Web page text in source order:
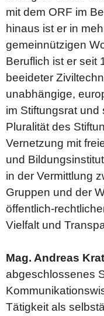
mit dem ORF im
hinaus ist er in
gemeinnützigen
Beruflich ist er seit
beeideter
unabhängige,
im Stiftungsrat und
Pluralität des
Vernetzung mit
und
in der Vermittlung
Gruppen und der
öffentlich-
Vielfalt und
Mag. Andreas
abgeschlossenes
Tätigkeit als